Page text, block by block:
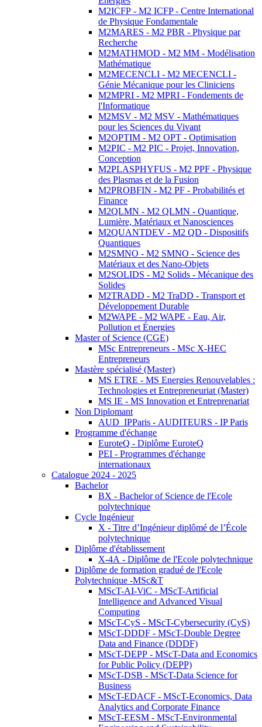
M2ICFP - M2 ICFP - Centre International
de Physique Fondamentale
M2MARES - M2 PBR - Physique par
Recherche
M2MATHMOD - M2 MM - Modélisation
Mathématique
M2MECENCLI - M2 MECENCLI -
Génie Mécanique pour les Cliniciens
M2MPRI - M2 MPRI - Fondements de
l'Informatique
M2MSV - M2 MSV - Mathématiques
pour les Sciences du Vivant
M2OPTIM - M2 OPT - Optimisation
M2PIC - M2 PIC - Projet, Innovation,
Conception
M2PLASPHYFUS - M2 PPF - Physique
des Plasmas et de la Fusion
M2PROBFIN - M2 PF - Probabilités et
Finance
M2QLMN - M2 QLMN - Quantique,
Lumière, Matériaux et Nanosciences
M2QUANTDEV - M2 QD - Dispositifs
Quantiques
M2SMNO - M2 SMNO - Science des
Matériaux et des Nano-Objets
M2SOLIDS - M2 Solids - Mécanique des
Solides
M2TRADD - M2 TraDD - Transport et
Développement Durable
M2WAPE - M2 WAPE - Eau, Air,
Pollution et Énergies
Master of Science (CGE)
MSc Entrepreneurs - MSc X-HEC
Entrepreneurs
Mastère spécialisé (Master)
MS ETRE - MS Energies Renouvelables :
Technologies et Entrepreneuriat (Master)
MS IE - MS Innovation et Entreprenariat
Non Diplomant
AUD_IPParis - AUDITEURS - IP Paris
Programme d'échange
EuroteQ - Diplôme EuroteQ
PEI - Programmes d'échange
internationaux
Catalogue 2024 - 2025
Bachelor
BX - Bachelor of Science de l'Ecole
polytechnique
Cycle Ingénieur
X - Titre d’Ingénieur diplômé de l’École
polytechnique
Diplôme d'établissement
X-4A - Diplôme de l'Ecole polytechnique
Diplôme de formation gradué de l'Ecole
Polytechnique -MSc&T
MScT-AI-ViC - MScT-Artificial
Intelligence and Advanced Visual
Computing
MScT-CyS - MScT-Cybersecurity (CyS)
MScT-DDDF - MScT-Double Degree
Data and Finance (DDDF)
MScT-DEPP - MScT-Data and Economics
for Public Policy (DEPP)
MScT-DSB - MScT-Data Science for
Business
MScT-EDACF - MScT-Economics, Data
Analytics and Corporate Finance
MScT-EESM - MScT-Environmental